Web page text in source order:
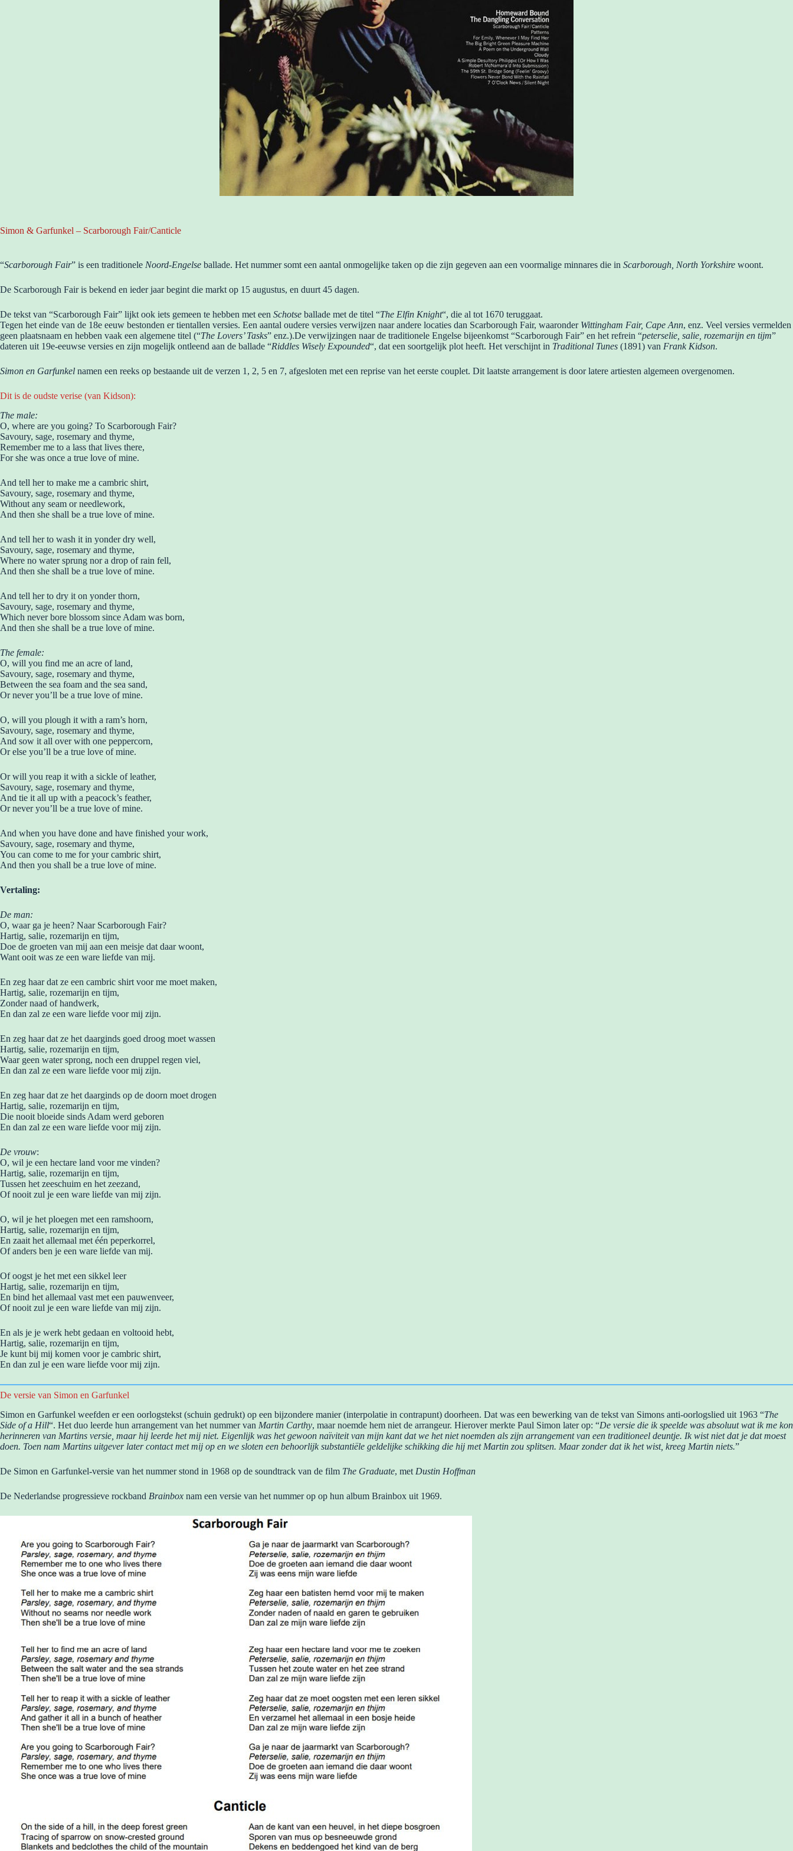
Simon & Garfunkel – Scarborough Fair/Canticle
“Scarborough Fair” is een traditionele Noord-Engelse ballade. Het nummer somt een aantal onmogelijke taken op die zijn gegeven aan een voormalige minnares die in Scarborough, North Yorkshire woont.
De Scarborough Fair is bekend en ieder jaar begint die markt op 15 augustus, en duurt 45 dagen.
De tekst van “Scarborough Fair” lijkt ook iets gemeen te hebben met een Schotse ballade met de titel “The Elfin Knight“, die al tot 1670 teruggaat.
Tegen het einde van de 18e eeuw bestonden er tientallen versies. Een aantal oudere versies verwijzen naar andere locaties dan Scarborough Fair, waaronder Wittingham Fair, Cape Ann, enz. Veel versies vermelden
geen plaatsnaam en hebben vaak een algemene titel (“The Lovers’ Tasks” enz.).De verwijzingen naar de traditionele Engelse bijeenkomst “Scarborough Fair” en het refrein “peterselie, salie, rozemarijn en tijm”
dateren uit 19e-eeuwse versies en zijn mogelijk ontleend aan de ballade “Riddles Wisely Expounded“, dat een soortgelijk plot heeft. Het verschijnt in Traditional Tunes (1891) van Frank Kidson.
Simon en Garfunkel namen een reeks op bestaande uit de verzen 1, 2, 5 en 7, afgesloten met een reprise van het eerste couplet. Dit laatste arrangement is door latere artiesten algemeen overgenomen.
Dit is de oudste verise (van Kidson):
The male:
O, where are you going? To Scarborough Fair?
Savoury, sage, rosemary and thyme,
Remember me to a lass that lives there,
For she was once a true love of mine.
And tell her to make me a cambric shirt,
Savoury, sage, rosemary and thyme,
Without any seam or needlework,
And then she shall be a true love of mine.
And tell her to wash it in yonder dry well,
Savoury, sage, rosemary and thyme,
Where no water sprung nor a drop of rain fell,
And then she shall be a true love of mine.
And tell her to dry it on yonder thorn,
Savoury, sage, rosemary and thyme,
Which never bore blossom since Adam was born,
And then she shall be a true love of mine.
The female:
O, will you find me an acre of land,
Savoury, sage, rosemary and thyme,
Between the sea foam and the sea sand,
Or never you’ll be a true love of mine.
O, will you plough it with a ram’s horn,
Savoury, sage, rosemary and thyme,
And sow it all over with one peppercorn,
Or else you’ll be a true love of mine.
Or will you reap it with a sickle of leather,
Savoury, sage, rosemary and thyme,
And tie it all up with a peacock’s feather,
Or never you’ll be a true love of mine.
And when you have done and have finished your work,
Savoury, sage, rosemary and thyme,
You can come to me for your cambric shirt,
And then you shall be a true love of mine.
Vertaling:
De man:
O, waar ga je heen? Naar Scarborough Fair?
Hartig, salie, rozemarijn en tijm,
Doe de groeten van mij aan een meisje dat daar woont,
Want ooit was ze een ware liefde van mij.
En zeg haar dat ze een cambric shirt voor me moet maken,
Hartig, salie, rozemarijn en tijm,
Zonder naad of handwerk,
En dan zal ze een ware liefde voor mij zijn.
En zeg haar dat ze het daarginds goed droog moet wassen
Hartig, salie, rozemarijn en tijm,
Waar geen water sprong, noch een druppel regen viel,
En dan zal ze een ware liefde voor mij zijn.
En zeg haar dat ze het daarginds op de doorn moet drogen
Hartig, salie, rozemarijn en tijm,
Die nooit bloeide sinds Adam werd geboren
En dan zal ze een ware liefde voor mij zijn.
De vrouw:
O, wil je een hectare land voor me vinden?
Hartig, salie, rozemarijn en tijm,
Tussen het zeeschuim en het zeezand,
Of nooit zul je een ware liefde van mij zijn.
O, wil je het ploegen met een ramshoorn,
Hartig, salie, rozemarijn en tijm,
En zaait het allemaal met één peperkorrel,
Of anders ben je een ware liefde van mij.
Of oogst je het met een sikkel leer
Hartig, salie, rozemarijn en tijm,
En bind het allemaal vast met een pauwenveer,
Of nooit zul je een ware liefde van mij zijn.
En als je je werk hebt gedaan en voltooid hebt,
Hartig, salie, rozemarijn en tijm,
Je kunt bij mij komen voor je cambric shirt,
En dan zul je een ware liefde voor mij zijn.
De versie van Simon en Garfunkel
Simon en Garfunkel weefden er een oorlogstekst (schuin gedrukt) op een bijzondere manier (interpolatie in contrapunt) doorheen. Dat was een bewerking van de tekst van Simons anti-oorlogslied uit 1963 “The
Side of a Hill“. Het duo leerde hun arrangement van het nummer van Martin Carthy, maar noemde hem niet de arrangeur. Hierover merkte Paul Simon later op: “De versie die ik speelde was absoluut wat ik me kon
herinneren van Martins versie, maar hij leerde het mij niet. Eigenlijk was het gewoon naïviteit van mijn kant dat we het niet noemden als zijn arrangement van een traditioneel deuntje. Ik wist niet dat je dat moest
doen. Toen nam Martins uitgever later contact met mij op en we sloten een behoorlijk substantiële geldelijke schikking die hij met Martin zou splitsen. Maar zonder dat ik het wist, kreeg Martin niets.”
De Simon en Garfunkel-versie van het nummer stond in 1968 op de soundtrack van de film The Graduate, met Dustin Hoffman
De Nederlandse progressieve rockband Brainbox nam een versie van het nummer op op hun album Brainbox uit 1969.